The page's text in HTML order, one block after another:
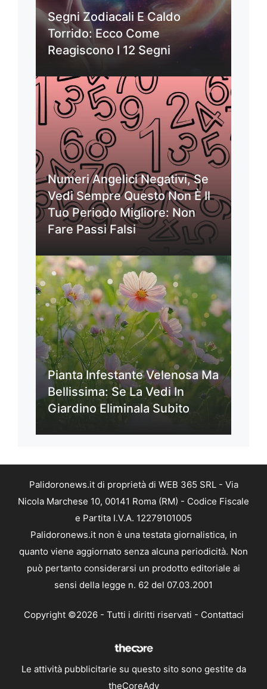
Segni Zodiacali E Caldo
Torrido: Ecco Come
Reagiscono I 12 Segni
Numeri Angelici Negativi, Se
Vedi Sempre Questo Non È Il
Tuo Periodo Migliore: Non
Fare Passi Falsi
Pianta Infestante Velenosa Ma
Bellissima: Se La Vedi In
Giardino Eliminala Subito
Palidoronews.it di proprietà di WEB 365 SRL - Via
Nicola Marchese 10, 00141 Roma (RM) - Codice Fiscale
e Partita I.V.A. 12279101005
Palidoronews.it non è una testata giornalistica, in
quanto viene aggiornato senza alcuna periodicità. Non
può pertanto considerarsi un prodotto editoriale ai
sensi della legge n. 62 del 07.03.2001
Copyright ©2026 - Tutti i diritti riservati - Contattaci
Le attività pubblicitarie su questo sito sono gestite da
theCoreAdv